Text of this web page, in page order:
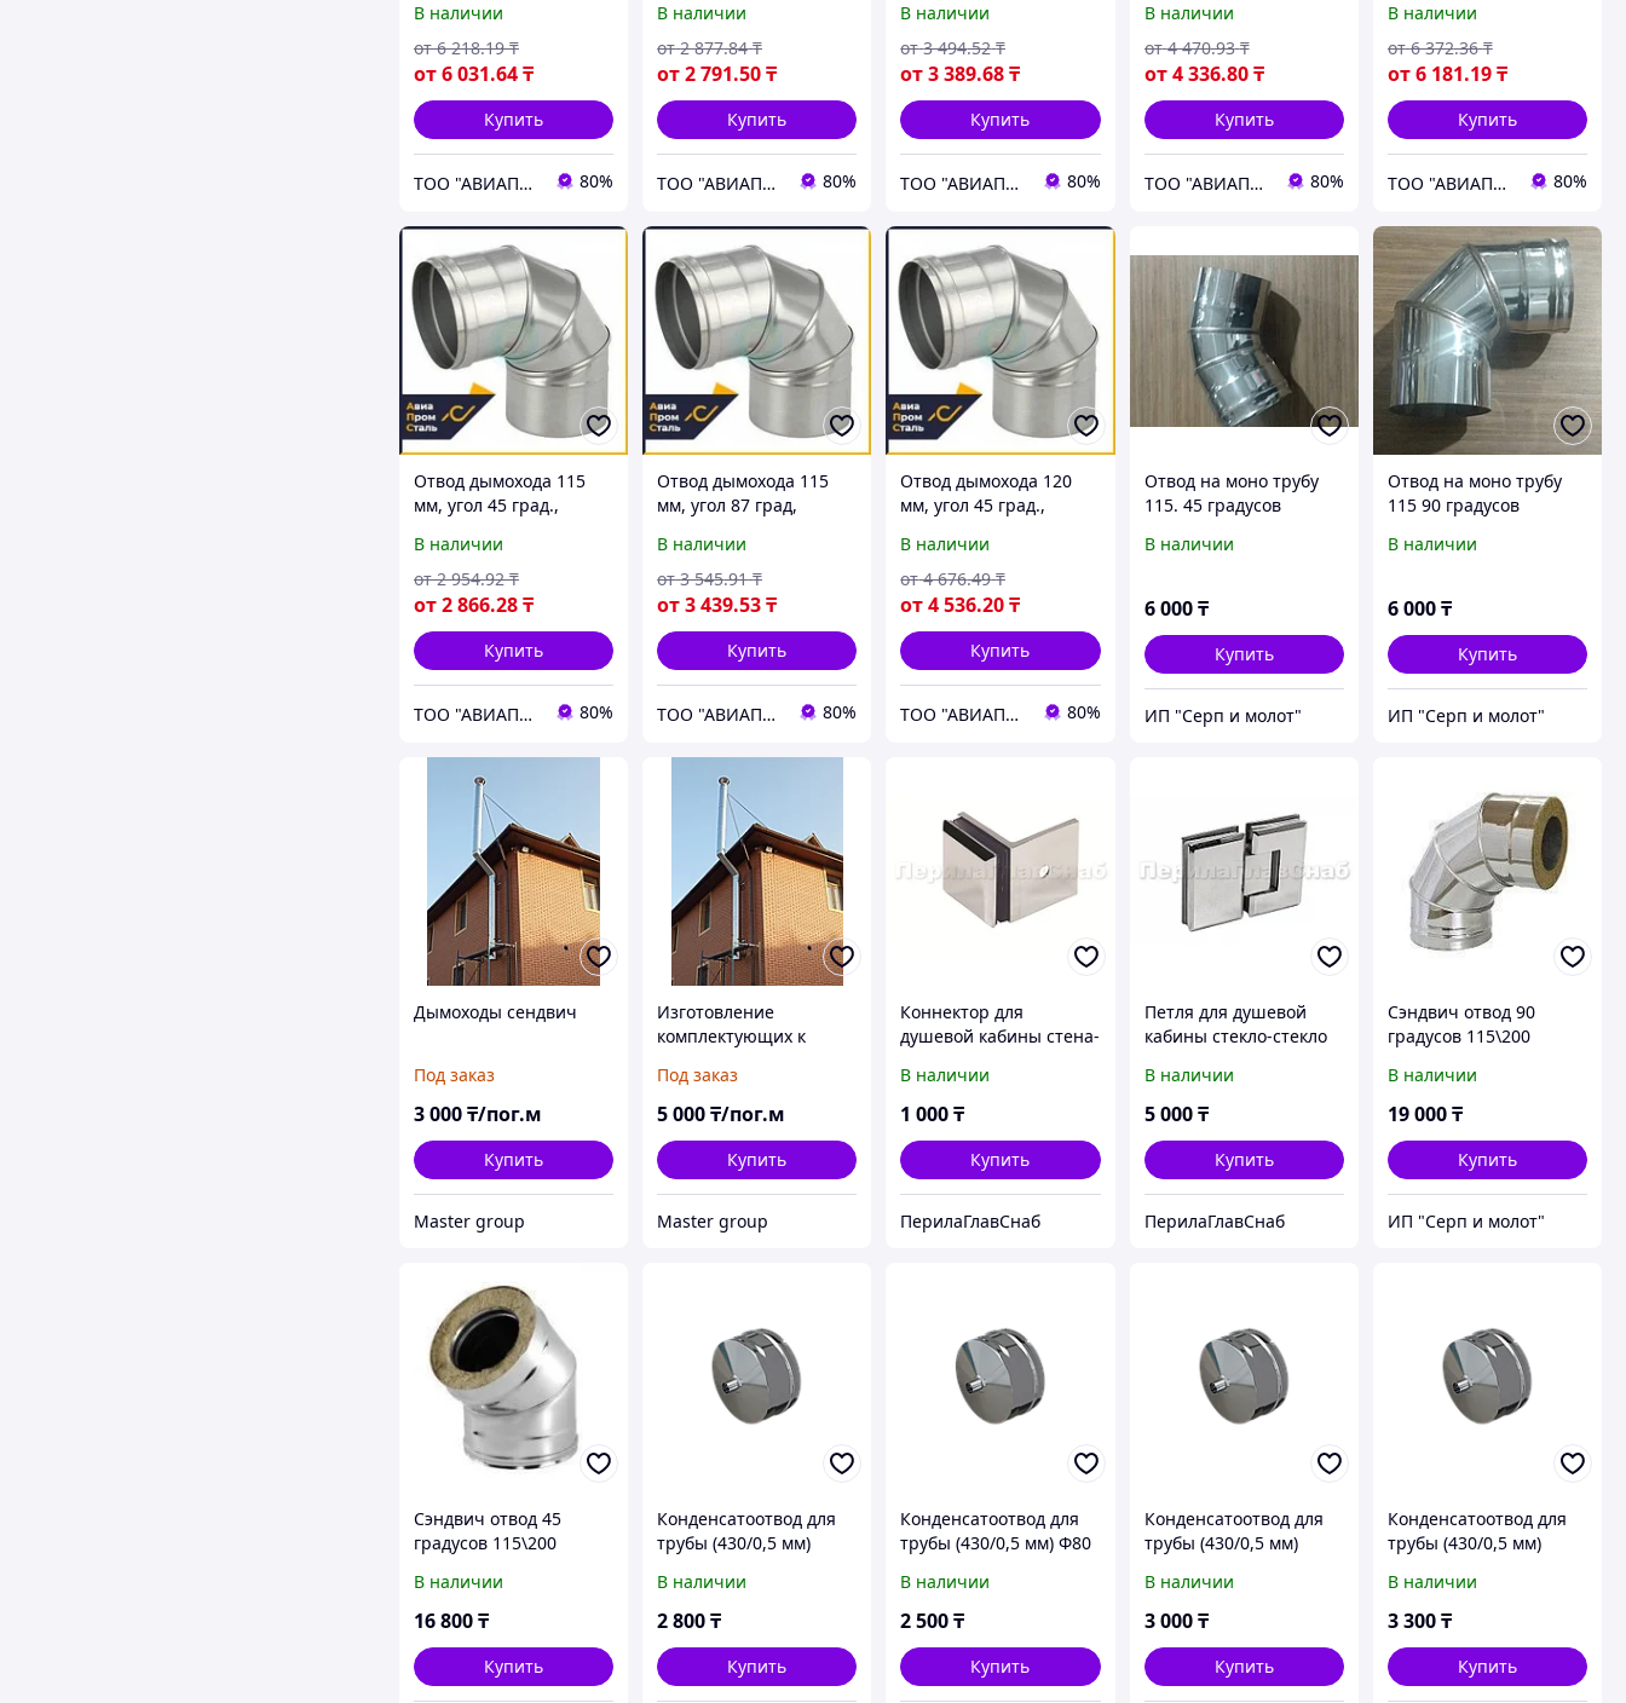
AISI 316
В наличии
от6 031.64₸
от 6 218.19 ₸
Купить
ТОО "АВИАПРОМСТАЛЬ" 80%
AISI 430
В наличии
от2 791.50₸
от 2 877.84 ₸
Купить
ТОО "АВИАПРОМСТАЛЬ" 80%
AISI 430
В наличии
от3 389.68₸
от 3 494.52 ₸
Купить
ТОО "АВИАПРОМСТАЛЬ" 80%
AISI 316
В наличии
от 4 336.80 ₸
от 4 470.93 ₸
Купить
ТОО "АВИАПРОМСТАЛЬ" 80%
AISI 316
В наличии
от6 181.19₸
от 6 372.36 ₸
Купить
ТОО "АВИАПРОМСТАЛЬ" 80%
Отвод дымохода 115
мм, угол 45 град.,
AISI 430
В наличии
от2 866.28₸
от 2 954.92 ₸
Купить
ТОО "АВИАПРОМСТАЛЬ" 80%
Отвод дымохода 115
мм, угол 87 град,
AISI 430
В наличии
от3 439.53₸
от 3 545.91 ₸
Купить
ТОО "АВИАПРОМСТАЛЬ" 80%
Отвод дымохода 120
мм, угол 45 град.,
AISI 316
В наличии
от4 536.20₸
от 4 676.49 ₸
Купить
ТОО "АВИАПРОМСТАЛЬ" 80%
Отвод на моно трубу
115. 45 градусов
В наличии
6 000 ₸
Купить
ИП "Серп и молот"
Отвод на моно трубу
115 90 градусов
В наличии
6 000₸
Купить
ИП "Серп и молот"
Дымоходы сендвич
Под заказ
3 000₸/пог.м
Купить
Master group
Изготовление
комплектующих к
Под заказ
5 000₸/пог.м
Купить
Master group
Коннектор для
душевой кабины стена-
В наличии
1 000₸
Купить
ПерилаГлавСнаб
Петля для душевой
кабины стекло-стекло
шлифованная
В наличии
5 000 ₸
Купить
ПерилаГлавСнаб
Сэндвич отвод 90
градусов 115\200
В наличии
19 000₸
Купить
ИП "Серп и молот"
Сэндвич отвод 45
градусов 115\200
В наличии
16 800₸
Купить
Конденсатоотвод для
трубы (430/0,5 мм)
В наличии
2 800₸
Купить
Конденсатоотвод для
трубы (430/0,5 мм) Ф80
В наличии
2 500₸
Купить
Конденсатоотвод для
трубы (430/0,5 мм)
В наличии
3 000 ₸
Купить
Конденсатоотвод для
трубы (430/0,5 мм)
В наличии
3 300₸
Купить